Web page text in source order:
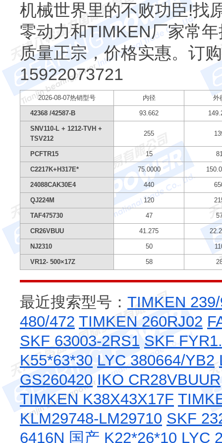
机械世界里的不败功臣!找
零动力和TIMKEN厂家常
质量正宗，价格实惠。订
15922073721
2026-08-07热销型号 内径 外
42368 /42587-B 93.662
SNV110-L + 1212-TVH +
TSV212
255
PCFTR15 15
C2217K+H317E* 75.0000
24088CAK30E4 440
QJ224M 120
TAF475730 47
CR26VBUU 41.275
NJ2310 50
VR12- 500×17Z 58
最近搜索型号： TIMKEN
480/472 TIMKEN 260RJ02
SKF 63003-2RS1 SKF
K55*63*30 LYC 380664/YB2
GS260420 IKO CR28VBUUR
TIMKEN K38X43X17F
KLM29748-LM29710 SKF
6416N 国产 K22*26*10 LYC